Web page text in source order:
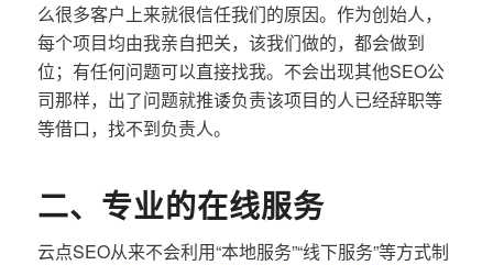
么很多客户上来就很信任我们的原因。作为创始人，
每个项目均由我亲自把关，该我们做的，都会做到
位；有任何问题可以直接找我。不会出现其他SEO公
司那样，出了问题就推诿负责该项目的人已经辞职等
等借口，找不到负责人。
二、专业的在线服务
云点SEO从来不会利用“本地服务”“线下服务”等方式制